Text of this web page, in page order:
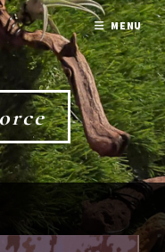
MENU